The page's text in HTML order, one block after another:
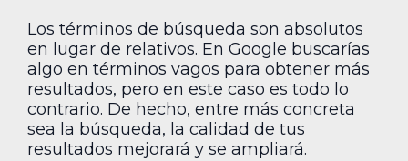
Los términos de búsqueda son absolutos
en lugar de relativos. En Google buscarías
algo en términos vagos para obtener más
resultados, pero en este caso es todo lo
contrario. De hecho, entre más concreta
sea la búsqueda, la calidad de tus
resultados mejorará y se ampliará.